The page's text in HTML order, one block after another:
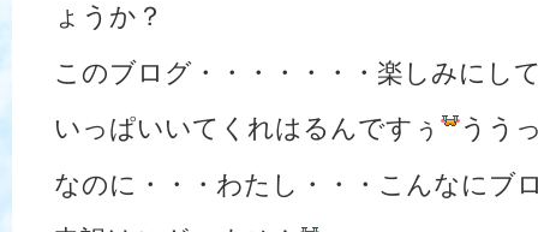
ょうか？
このブログ・・・・・・・楽しみにし
いっぱいいてくれはるんですぅ
うう
なのに・・・わたし・・・こんなにブ